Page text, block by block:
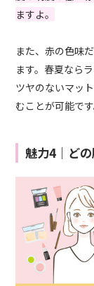
ますよ。
また、赤の色味
ます。春夏なら
ツヤのないマッ
むことが可能です
魅力4｜ど